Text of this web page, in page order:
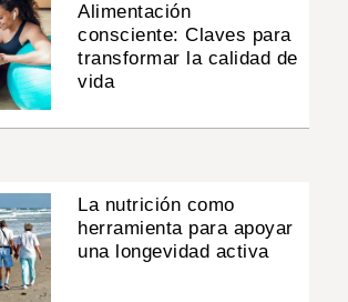
Alimentación
consciente: Claves para
transformar la calidad de
vida
La nutrición como
herramienta para apoyar
una longevidad activa